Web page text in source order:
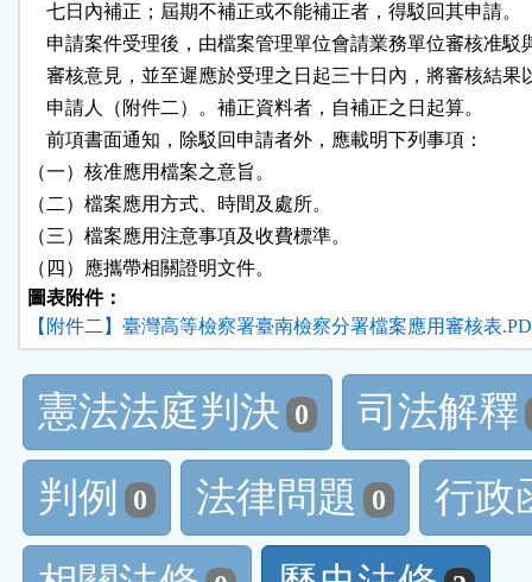
    七日內補正；屆期不補正或不能補正者，得駁回其申請。
申請案件受理後，由檔案管理單位會請業務單位審核准駁
審核意見，並至遲應於受理之日起三十日內，將審核結果
    申請人（附件二）。補正資料者，自補正之日起算。
    前項書面通知，除駁回申請者外，應載明下列事項：
（一）核准應用檔案之意旨。
（二）檔案應用方式、時間及處所。
（三）檔案應用注意事項及收費標準。
（四）應攜帶相關證明文件。
圖表附件：
【附件二】臺灣高等檢察署臺南檢察分署檔案應用審核表
憲法法庭判決 0
司法解釋
判例
0 法律問題 0
行政